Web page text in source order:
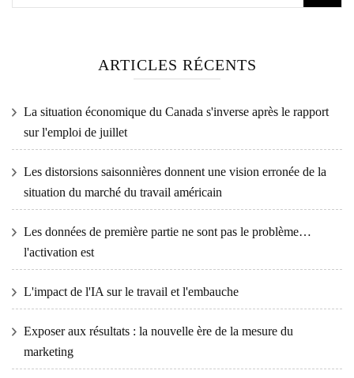
ARTICLES RÉCENTS
La situation économique du Canada s'inverse après le rapport
sur l'emploi de juillet
Les distorsions saisonnières donnent une vision erronée de la
situation du marché du travail américain
Les données de première partie ne sont pas le problème…
l'activation est
L'impact de l'IA sur le travail et l'embauche
Exposer aux résultats : la nouvelle ère de la mesure du
marketing